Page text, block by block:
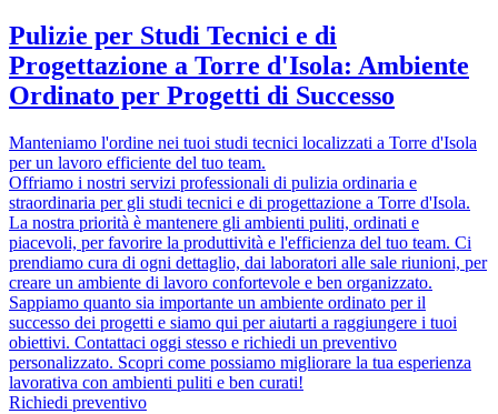
Pulizie per Studi Tecnici e di
Progettazione a Torre d'Isola: Ambiente
Ordinato per Progetti di Successo
Manteniamo l'ordine nei tuoi studi tecnici localizzati a Torre d'Isola
per un lavoro efficiente del tuo team.
Offriamo i nostri servizi professionali di pulizia ordinaria e
straordinaria per gli studi tecnici e di progettazione a Torre d'Isola.
La nostra priorità è mantenere gli ambienti puliti, ordinati e
piacevoli, per favorire la produttività e l'efficienza del tuo team. Ci
prendiamo cura di ogni dettaglio, dai laboratori alle sale riunioni, per
creare un ambiente di lavoro confortevole e ben organizzato.
Sappiamo quanto sia importante un ambiente ordinato per il
successo dei progetti e siamo qui per aiutarti a raggiungere i tuoi
obiettivi. Contattaci oggi stesso e richiedi un preventivo
personalizzato. Scopri come possiamo migliorare la tua esperienza
lavorativa con ambienti puliti e ben curati!
Richiedi preventivo